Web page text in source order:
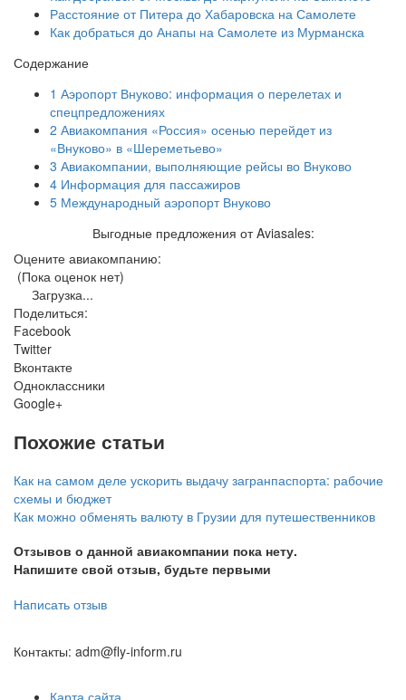
Расстояние от Питера до Хабаровска на Самолете
Как добраться до Анапы на Самолете из Мурманска
Содержание
1 Аэропорт Внуково: информация о перелетах и
спецпредложениях
2 Авиакомпания «Россия» осенью перейдет из
«Внуково» в «Шереметьево»
3 Авиакомпании, выполняющие рейсы во Внуково
4 Информация для пассажиров
5 Международный аэропорт Внуково
Выгодные предложения от Aviasales:
Оцените авиакомпанию:
(Пока оценок нет)
Загрузка...
Поделиться:
Facebook
Twitter
Вконтакте
Одноклассники
Google+
Похожие статьи
Как на самом деле ускорить выдачу загранпаспорта: рабочие
схемы и бюджет
Как можно обменять валюту в Грузии для путешественников
Отзывов о данной авиакомпании пока нету.
Напишите свой отзыв, будьте первыми
Написать отзыв
Контакты: adm@fly-inform.ru
Карта сайта